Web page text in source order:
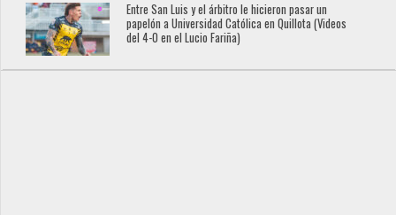
Entre San Luis y el árbitro le hicieron pasar un
papelón a Universidad Católica en Quillota (Videos
del 4-0 en el Lucio Fariña)